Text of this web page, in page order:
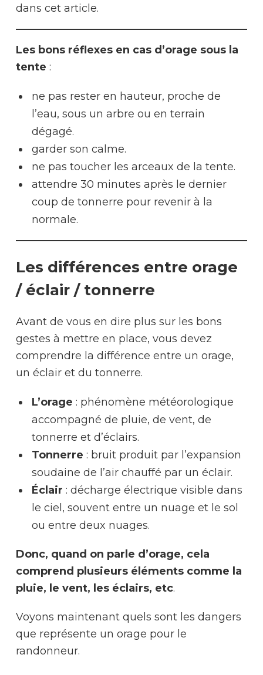
dans cet article.
Les bons réflexes en cas d’orage sous la
tente :
ne pas rester en hauteur, proche de
l’eau, sous un arbre ou en terrain
dégagé.
garder son calme.
ne pas toucher les arceaux de la tente.
attendre 30 minutes après le dernier
coup de tonnerre pour revenir à la
normale.
Les différences entre orage
/ éclair / tonnerre
Avant de vous en dire plus sur les bons
gestes à mettre en place, vous devez
comprendre la différence entre un orage,
un éclair et du tonnerre.
L’orage : phénomène météorologique
accompagné de pluie, de vent, de
tonnerre et d’éclairs.
Tonnerre : bruit produit par l’expansion
soudaine de l’air chauffé par un éclair.
Éclair : décharge électrique visible dans
le ciel, souvent entre un nuage et le sol
ou entre deux nuages.
Donc, quand on parle d’orage, cela
comprend plusieurs éléments comme la
pluie, le vent, les éclairs, etc.
Voyons maintenant quels sont les dangers
que représente un orage pour le
randonneur.